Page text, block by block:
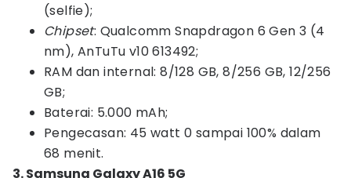
(selfie);
Chipset: Qualcomm Snapdragon 6 Gen 3 (4
nm), AnTuTu v10 613492;
RAM dan internal: 8/128 GB, 8/256 GB, 12/256
GB;
Baterai: 5.000 mAh;
Pengecasan: 45 watt 0 sampai 100% dalam
68 menit.
3. Samsung Galaxy A16 5G